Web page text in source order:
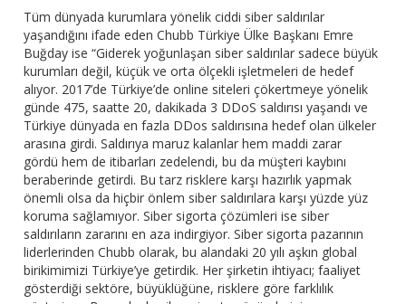
Tüm dünyada kurumlara yönelik ciddi siber saldırılar
yaşandığını ifade eden Chubb Türkiye Ülke Başkanı Emre
Buğday ise “Giderek yoğunlaşan siber saldırılar sadece büyük
kurumları değil, küçük ve orta ölçekli işletmeleri de hedef
alıyor. 2017’de Türkiye’de online siteleri çökertmeye yönelik
günde 475, saatte 20, dakikada 3 DDoS saldırısı yaşandı ve
Türkiye dünyada en fazla DDos saldırısına hedef olan ülkeler
arasına girdi. Saldırıya maruz kalanlar hem maddi zarar
gördü hem de itibarları zedelendi, bu da müşteri kaybını
beraberinde getirdi. Bu tarz risklere karşı hazırlık yapmak
önemli olsa da hiçbir önlem siber saldırılara karşı yüzde yüz
koruma sağlamıyor. Siber sigorta çözümleri ise siber
saldırıların zararını en aza indirgiyor. Siber sigorta pazarının
liderlerinden Chubb olarak, bu alandaki 20 yılı aşkın global
birikimimizi Türkiye’ye getirdik. Her şirketin ihtiyacı; faaliyet
gösterdiği sektöre, büyüklüğüne, risklere göre farklılık